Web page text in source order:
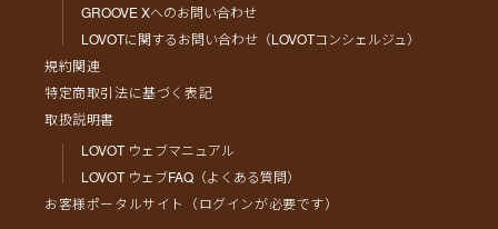
GROOVE Xへのお問い合わせ
LOVOTに関するお問い合わせ（LOVOTコンシェルジュ）
規約関連
特定商取引法に基づく表記
取扱説明書
LOVOT ウェブマニュアル
LOVOT ウェブFAQ（よくある質問）
お客様ポータルサイト（ログインが必要です）